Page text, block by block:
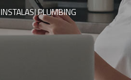
INSTALASI PLUMBING